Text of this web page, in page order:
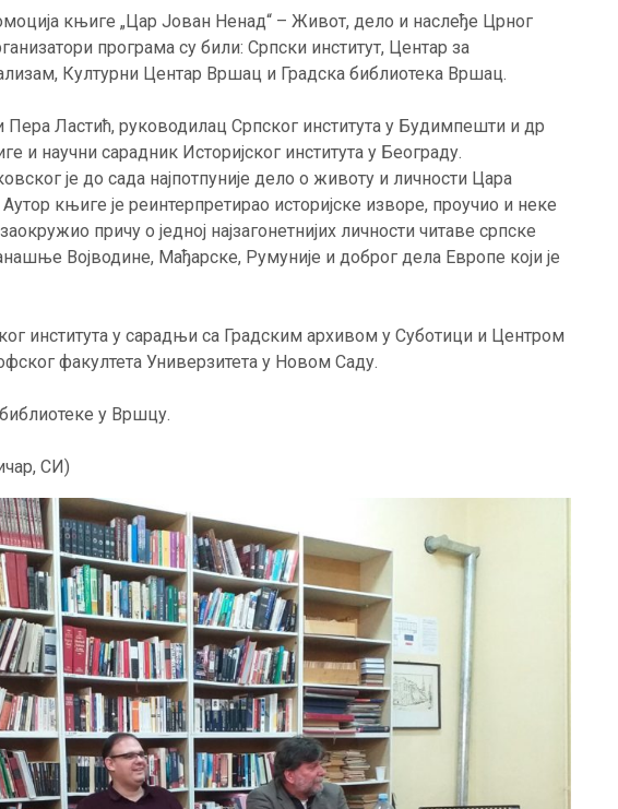
књиге „Цар Јован Ненад“ – Живот, дело и наслеђе Црног
програма су били: Српски институт, Центар за
Културни Центар Вршац и Градска библиотека Вршац.
Ластић, руководилац Српског института у Будимпешти и др
и научни сарадник Историјског института у Београду.
је до сада најпотпуније дело о животу и личности Цара
књиге је реинтерпретирао историјске изворе, проучио и неке
причу о једној најзагонетнијих личности читаве српске
Војводине, Мађарске, Румуније и доброг дела Европе који је
института у сарадњи са Градским архивом у Суботици и Центром
факултета Универзитета у Новом Саду.
у Вршцу.
СИ)